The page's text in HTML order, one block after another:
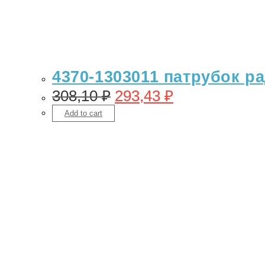
4370-1303011 патрубок
308,10₽ 293,43 ₽
Add to cart